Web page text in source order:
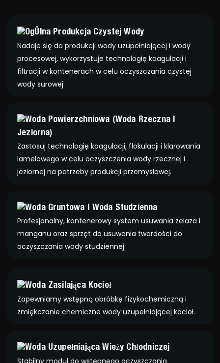
Ogólna Produkcja Czystej Wody
Nadaje się do produkcji wody uzupełniającej i wody
procesowej, wykorzystuje technologię koagulacji i
filtracji w kontenerach w celu oczyszczania czystej
wody surowej.
Woda Powierzchniowa (woda Rzeczna I
Jeziorna)
Zastosuj technologię koagulacji, flokulacji i klarowania
lamelowego w celu oczyszczenia wody rzecznej i
jeziornej na potrzeby produkcji przemysłowej.
Woda Gruntowa I Woda Studzienna
Profesjonalny, kontenerowy system usuwania żelaza i
manganu oraz sprzęt do usuwania twardości do
oczyszczania wody studziennej.
Woda Zasilająca Kocioł
Zapewniamy wstępną obróbkę fizykochemiczną i
zmiękczanie chemiczne wody uzupełniającej kocioł.
Woda Uzupełniająca Wieży Chłodniczej
Stabilny moduł do wstępnego oczyszczania